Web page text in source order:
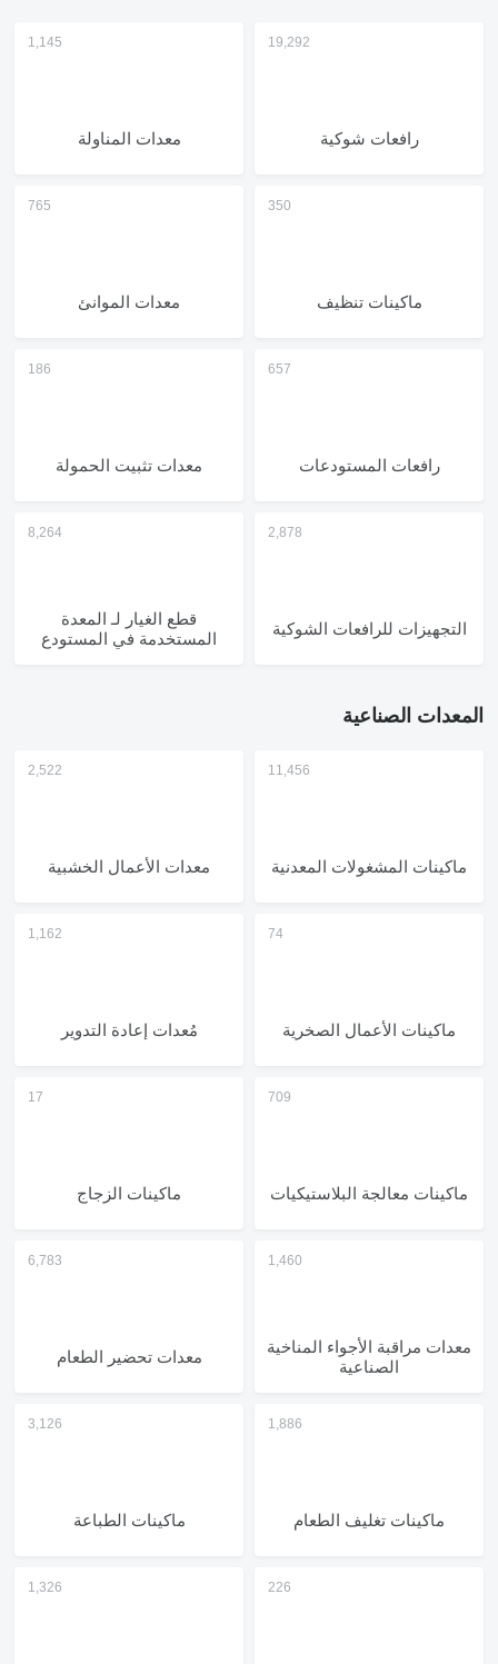
رافعات شوكية معدات المناولة
ماكينات تنظيف معدات الموانئ
رافعات المستودعات معدات تثبيت الحمولة
التجهيزات للرافعات الشوكية
قطع الغيار لـ المعدة
المستخدمة في المستودع
المعدات الصناعية
ماكينات المشغولات المعدنية معدات الأعمال الخشبية
ماكينات الأعمال الصخرية مُعدات إعادة التدوير
ماكينات معالجة البلاستيكيات ماكينات الزجاج
معدات مراقبة الأجواء المناخية
الصناعية
معدات تحضير الطعام
ماكينات تغليف الطعام ماكينات الطباعة